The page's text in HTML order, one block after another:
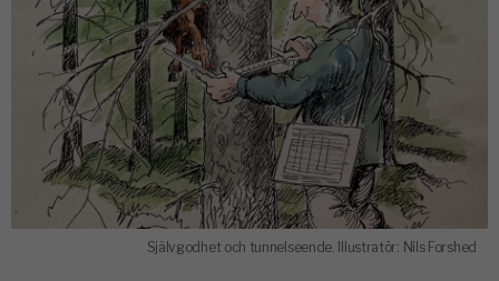
Självgodhet och tunnelseende. Illustratör: Nils Forshed